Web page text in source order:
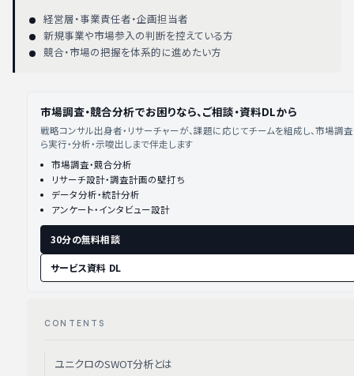
経営層・事業責任者・企画担当者
新規事業や市場参入の判断を控えている方
競合・市場の把握を体系的に進めたい方
市場調査・競合分析でお困りなら、ご相談・資料DLから
戦略コンサル出身者・リサーチャーが、課題に応じてチームを組成し、市場調
ら実行・分析・示唆出しまで伴走します
市場調査・競合分析
リサーチ設計・調査計画の壁打ち
データ分析・統計分析
アンケート・インタビュー設計
30分の無料相談
サービス資料 DL
CONTENTS
ユニクロのSWOT分析とは